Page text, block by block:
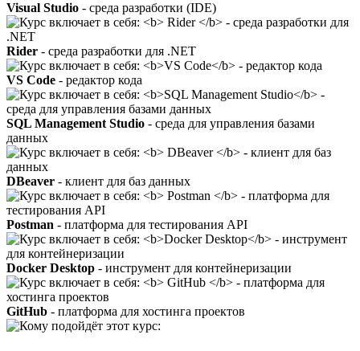
Visual Studio - среда разработки (IDE)
Rider - среда разработки для .NET
VS Code - редактор кода
SQL Management Studio - среда для управления базами
данных
DBeaver - клиент для баз данных
Postman - платформа для тестирования API
Docker Desktop - инструмент для контейнеризации
GitHub - платформа для хостинга проектов